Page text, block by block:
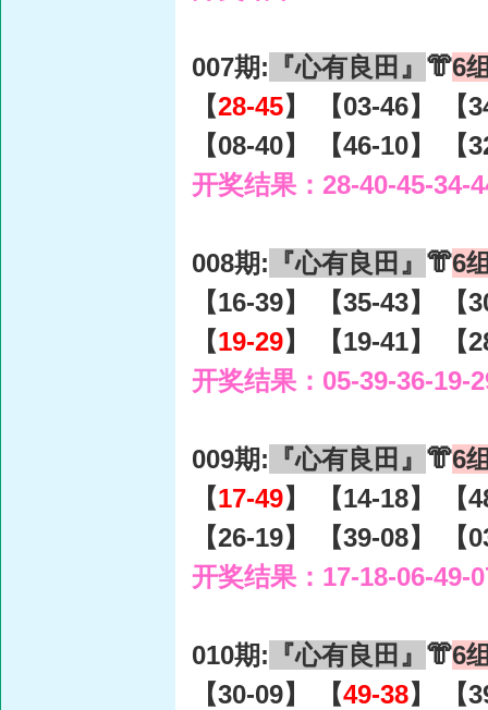
007期: 『心有良田』 👘6
【28-45】 【03-46】 【
【08-40】 【46-10】 【
开奖结果：28-40-45-34-
008期: 『心有良田』 👘6
【16-39】 【35-43】 【
【19-29】 【19-41】 【
开奖结果：05-39-36-19-
009期: 『心有良田』 👘6
【17-49】 【14-18】 【
【26-19】 【39-08】 【
开奖结果：17-18-06-49-
010期: 『心有良田』 👘6
【30-09】 【49-38】 【